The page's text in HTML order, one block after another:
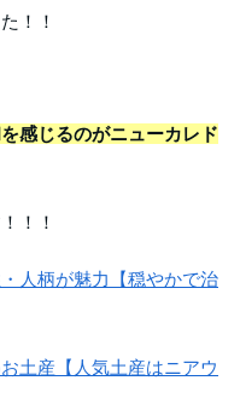
！！
感じるのがニューカレド
！！
人柄が魅力【穏やかで治
土産【人気土産はニアウ